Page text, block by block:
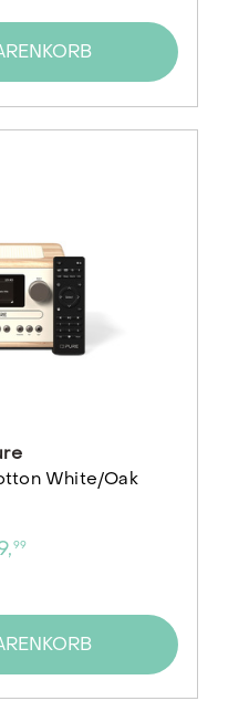
White/Oak
99